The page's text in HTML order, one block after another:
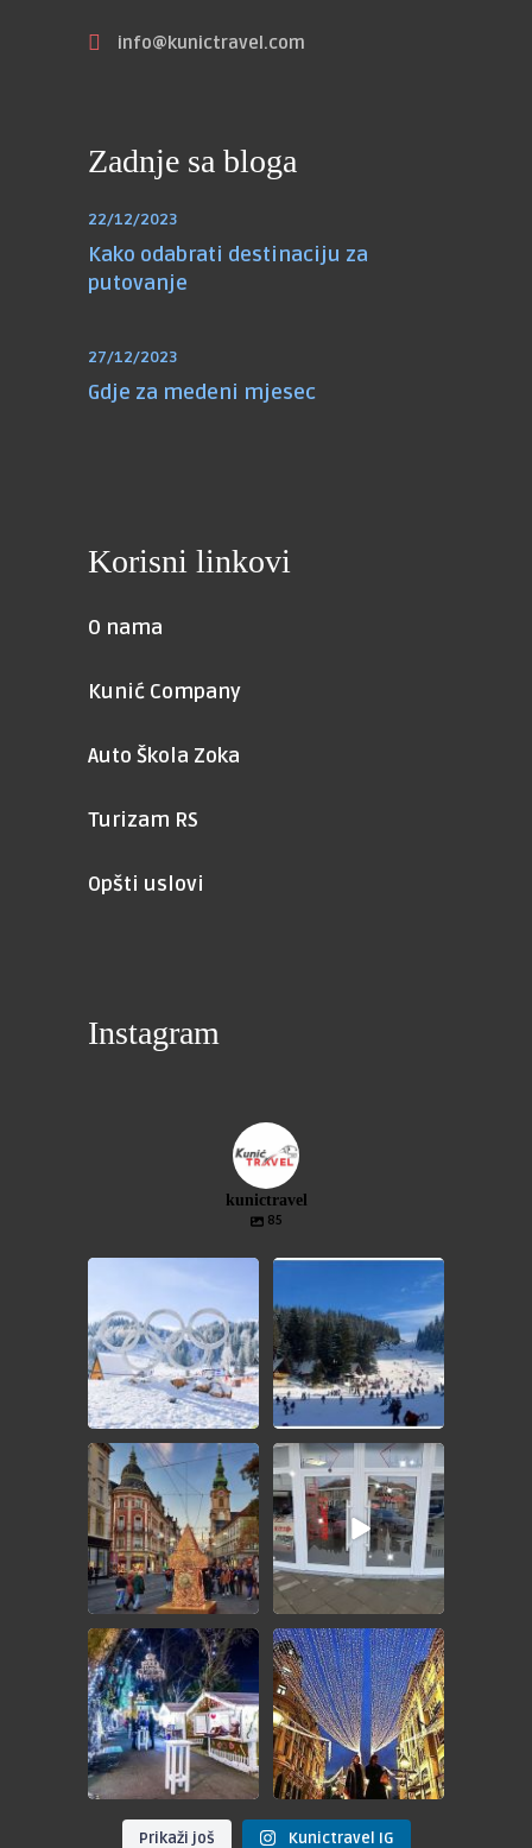
info@kunictravel.com
Zadnje sa bloga
22/12/2023
Kako odabrati destinaciju za
putovanje
27/12/2023
Gdje za medeni mjesec
Korisni linkovi
O nama
Kunić Company
Auto Škola Zoka
Turizam RS
Opšti uslovi
Instagram
kunictravel
85
❄️JEDNODNEVNI IZLET❄️
...
❄️JEDNODNEVNI IZLET❄️
...
🎄ADVENT GRAC🎄
💵 49KM
POŠTOVANI...
🎁 GIVEAWAY - ADVENT BEČ
Nagradno...
🎄ADVENT ZAGREB🎄
📅 28.12.2024.
💵...
🎆 DOČEK NOVE 2025.
GODINE U BEOGRADU
📅...
Prikaži još Kunictravel IG